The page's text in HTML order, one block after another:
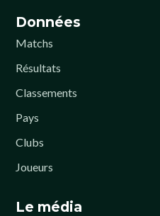
Données
Matchs
Résultats
Classements
Pays
Clubs
Joueurs
Le média